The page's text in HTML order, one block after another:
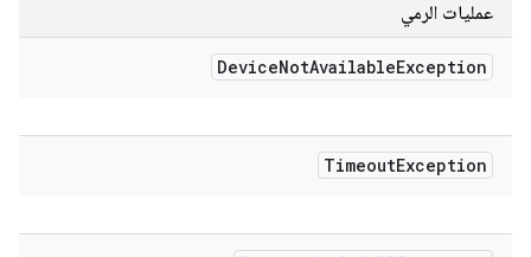
عمليات الرمي
DeviceNotAvailableException
TimeoutException